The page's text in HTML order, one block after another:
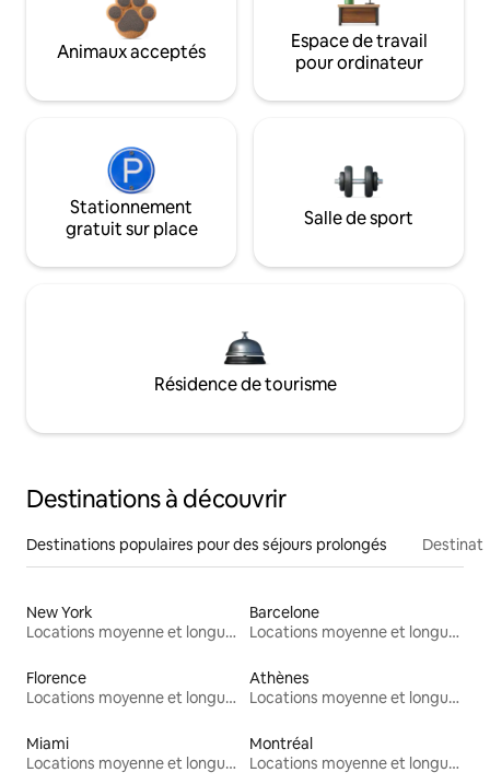
Animaux acceptés
Espace de travail
pour ordinateur
Stationnement
gratuit sur place
Salle de sport
Résidence de tourisme
Destinations à découvrir
Destinations populaires pour des séjours prolongés
New York
Locations moyenne et longue durée
Barcelone
Locations moyenne et longue durée
Florence
Locations moyenne et longue durée
Athènes
Locations moyenne et longue durée
Miami
Locations moyenne et longue durée
Montréal
Locations moyenne et longue durée